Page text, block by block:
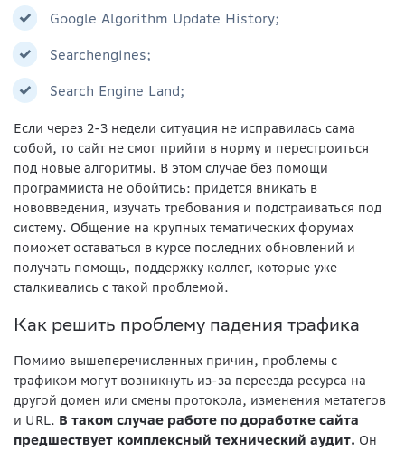
Google Algorithm Update History;
Searchengines;
Search Engine Land;
Если через 2-3 недели ситуация не исправилась сама
собой, то сайт не смог прийти в норму и перестроиться
под новые алгоритмы. В этом случае без помощи
программиста не обойтись: придется вникать в
нововведения, изучать требования и подстраиваться под
систему. Общение на крупных тематических форумах
поможет оставаться в курсе последних обновлений и
получать помощь, поддержку коллег, которые уже
сталкивались с такой проблемой.
Как решить проблему падения трафика
Помимо вышеперечисленных причин, проблемы с
трафиком могут возникнуть из-за переезда ресурса на
другой домен или смены протокола, изменения метатегов
и URL. В таком случае работе по доработке сайта
предшествует комплексный технический аудит. Он